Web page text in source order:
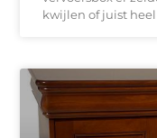
kwijlen of juist heel